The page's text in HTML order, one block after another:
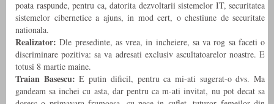
poata raspunde, pentru ca, datorita dezvoltarii sistemelor IT, securitatea
sistemelor cibernetice a ajuns, in mod cert, o chestiune de securitate
nationala.
Realizator: Dle presedinte, as vrea, in incheiere, sa va rog sa faceti o
discriminare pozitiva: sa va adresati exclusiv ascultatoarelor noastre. E
totusi 8 martie maine.
Traian Basescu: E putin dificil, pentru ca mi-ati sugerat-o dvs. Ma
gandeam sa inchei cu asta, dar pentru ca m-ati invitat, nu pot decat sa